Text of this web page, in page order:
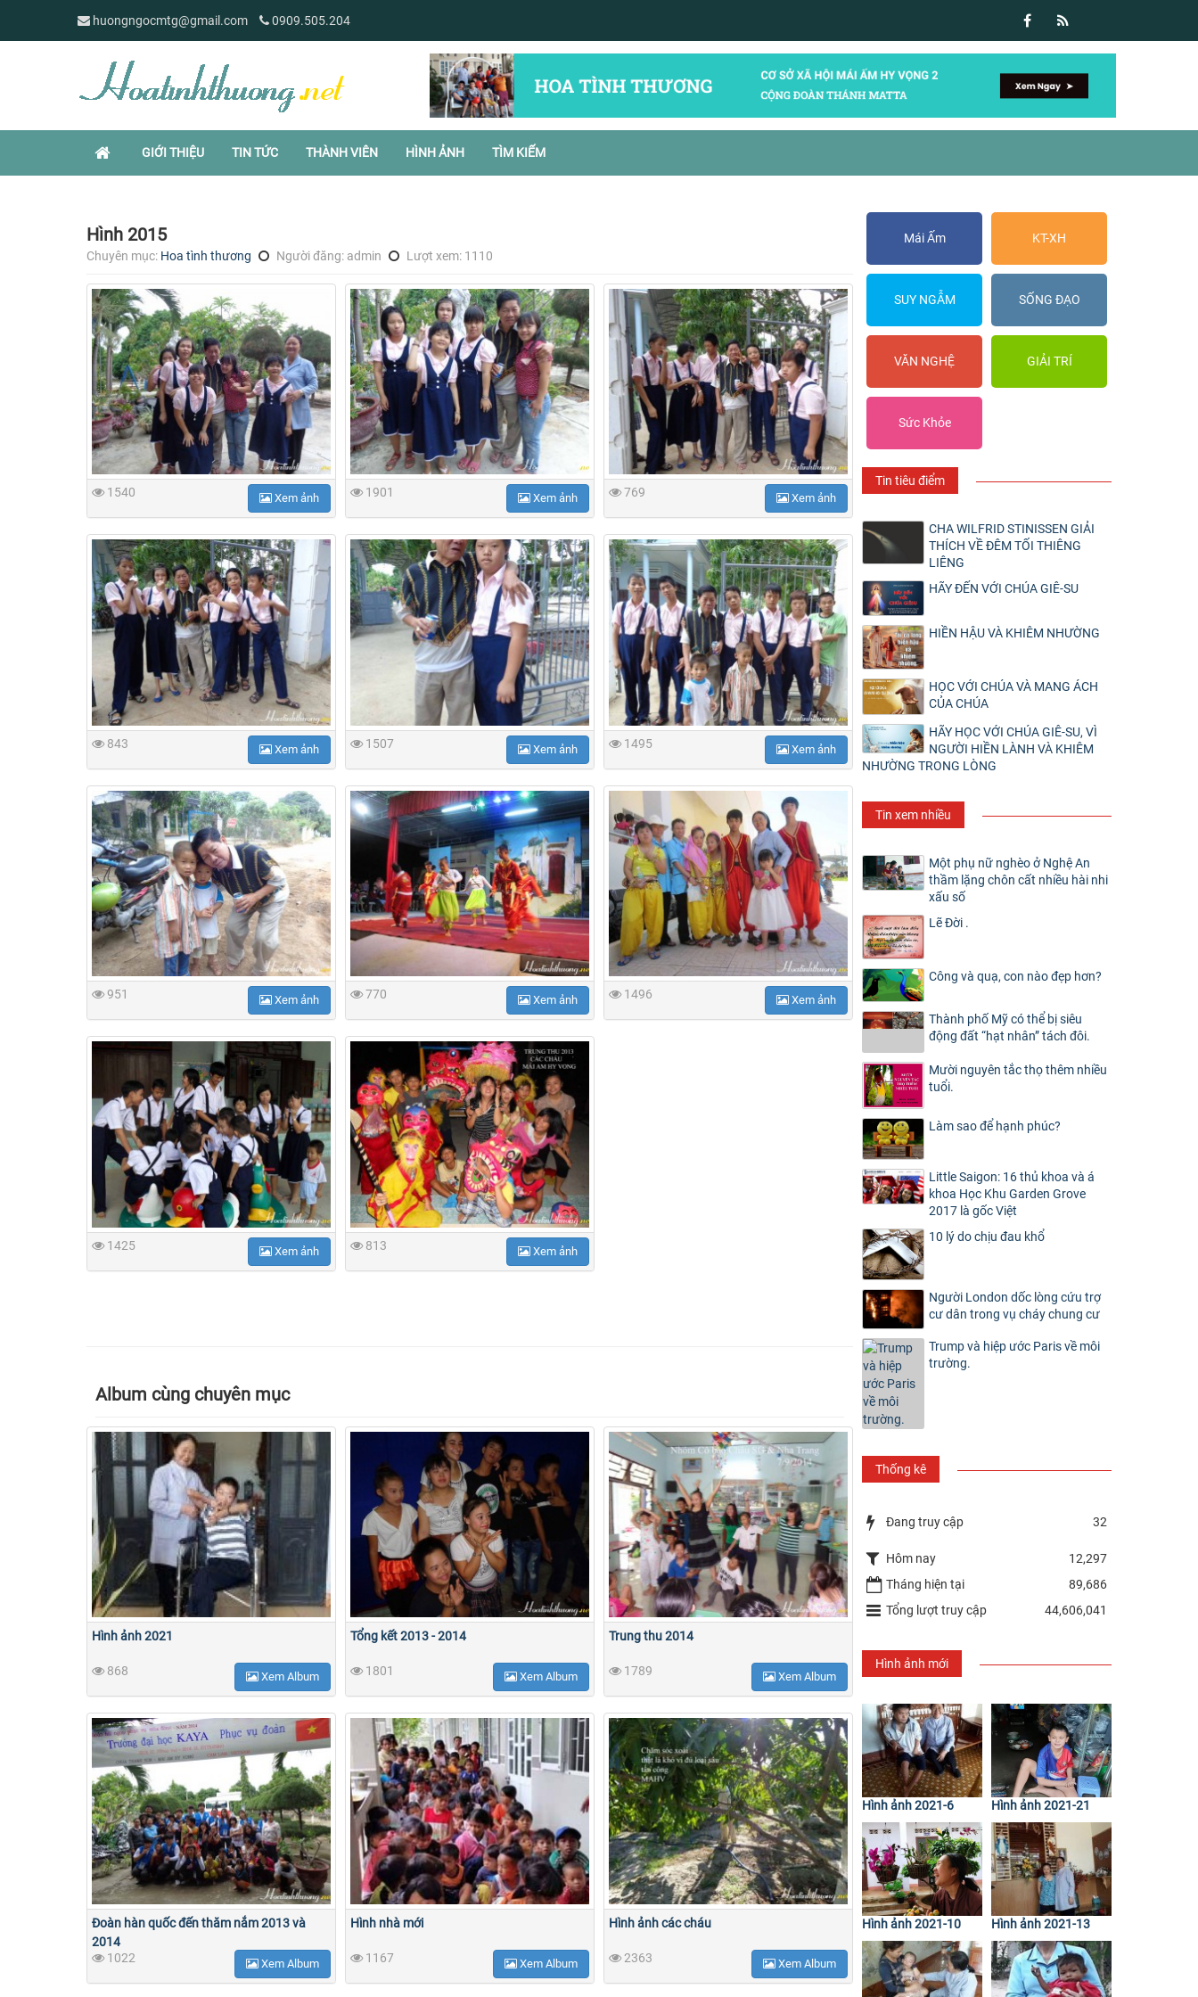
huongngocmtg@gmail.com 0909.505.204
GIỚI THIỆU TIN TỨC THÀNH VIÊN HÌNH ẢNH TÌM KIẾM
Hình 2015
Chuyên mục: Hoa tình thương Người đăng: admin Lượt xem: 1110
1540 Xem ảnh 1901 Xem ảnh 769 Xem ảnh
843 Xem ảnh 1507 Xem ảnh 1495 Xem ảnh
951 Xem ảnh 770 Xem ảnh 1496 Xem ảnh
1425 Xem ảnh 813 Xem ảnh
Album cùng chuyên mục
Hình ảnh 2021
868 Xem Album
Tổng kết 2013 - 2014
1801 Xem Album
Trung thu 2014
1789 Xem Album
Đoàn hàn quốc đến thăm nắm 2013 và
2014
1022
Xem Album
Hình nhà mới
1167 Xem Album
Hình ảnh các cháu
2363 Xem Album
Mái Ấm KT-XH
SUY NGẪM SỐNG ĐẠO
VĂN NGHỆ GIẢI TRÍ
Sức Khỏe
Tin tiêu điểm
CHA WILFRID STINISSEN GIẢI
THÍCH VỀ ĐÊM TỐI THIÊNG
LIÊNG
HÃY ĐẾN VỚI CHÚA GIÊ-SU
HIỀN HẬU VÀ KHIÊM NHƯỜNG
HỌC VỚI CHÚA VÀ MANG ÁCH
CỦA CHÚA
HÃY HỌC VỚI CHÚA GIÊ-SU, VÌ
NGƯỜI HIỀN LÀNH VÀ KHIÊM
NHƯỜNG TRONG LÒNG
Tin xem nhiều
Một phụ nữ nghèo ở Nghệ An
thầm lặng chôn cất nhiều hài nhi
xấu số
Lẽ Đời .
Công và quạ, con nào đẹp hơn?
Thành phố Mỹ có thể bị siêu
động đất “hạt nhân” tách đôi.
Mười nguyên tắc thọ thêm nhiều
tuổi.
Làm sao để hạnh phúc?
Little Saigon: 16 thủ khoa và á
khoa Học Khu Garden Grove
2017 là gốc Việt
10 lý do chịu đau khổ
Người London dốc lòng cứu trợ
cư dân trong vụ cháy chung cư
Trump và hiệp ước Paris về môi
trường.
Thống kê
Đang truy cập 32
Hôm nay
12,297
Tháng hiện tại
89,686
Tổng lượt truy cập
44,606,041
Hình ảnh mới
Hình ảnh 2021-6 Hình ảnh 2021-21
Hình ảnh 2021-10 Hình ảnh 2021-13